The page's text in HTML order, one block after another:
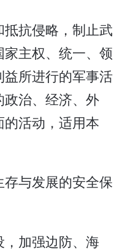
抗侵略，制止武
主权、统一、领
所进行的军事活
治、经济、外
活动，适用本
与发展的安全保
加强边防、海